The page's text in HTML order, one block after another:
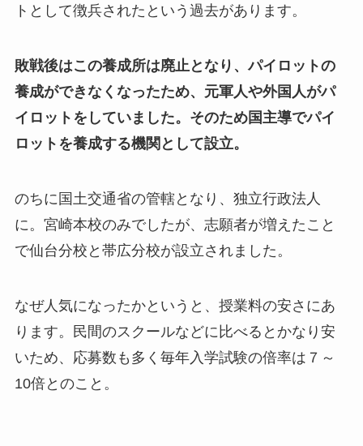
トとして徴兵されたという過去があります。
敗戦後はこの養成所は廃止となり、パイロットの
養成ができなくなったため、元軍人や外国人がパ
イロットをしていました。そのため国主導でパイ
ロットを養成する機関として設立。
のちに国土交通省の管轄となり、独立行政法人
に。宮崎本校のみでしたが、志願者が増えたこと
で仙台分校と帯広分校が設立されました。
なぜ人気になったかというと、授業料の安さにあ
ります。民間のスクールなどに比べるとかなり安
いため、応募数も多く毎年入学試験の倍率は７～
10倍とのこと。